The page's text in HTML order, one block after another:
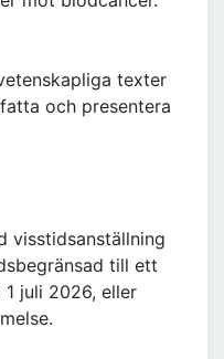
texter
och presentera
visstidsanställning
till ett
juli 2026, eller